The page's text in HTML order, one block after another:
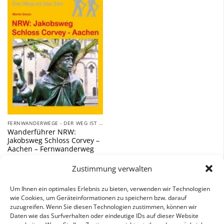
Zustimmung verwalten
Um Ihnen ein optimales Erlebnis zu bieten, verwenden wir Technologien
wie Cookies, um Geräteinformationen zu speichern bzw. darauf
zuzugreifen. Wenn Sie diesen Technologien zustimmen, können wir
Daten wie das Surfverhalten oder eindeutige IDs auf dieser Website
Zu
Wunschliste
hinzufügen
FERNWANDERWEGE - DER WEG IST DAS ZIEL
Wanderführer NRW:
Jakobsweg Schloss Corvey –
Aachen – Fernwanderweg